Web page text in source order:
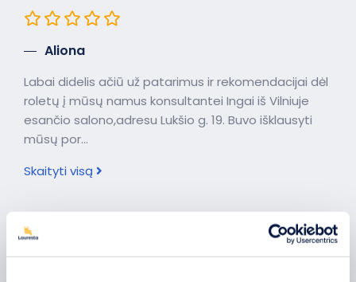
Aliona
Labai didelis ačiū už patarimus ir rekomendacijai dėl
roletų į mūsų namus konsultantei Ingai iš Vilniuje
esančio salono,adresu Lukšio g. 19. Buvo išklausyti
mūsų por...
Skaityti visą